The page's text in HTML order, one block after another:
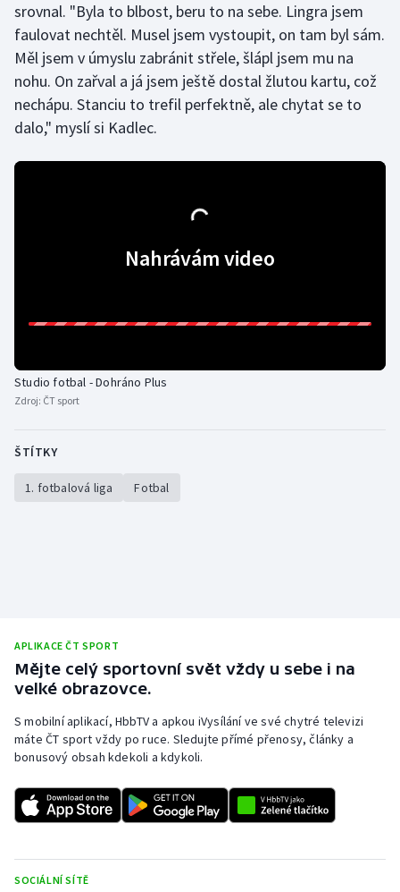
Rychlostní kanoistika
Short track
Sportovní střelba
srovnal. "Byla to blbost, beru to na sebe. Lingra jsem
faulovat nechtěl. Musel jsem vystoupit, on tam byl sám.
Měl jsem v úmyslu zabránit střele, šlápl jsem mu na
nohu. On zařval a já jsem ještě dostal žlutou kartu, což
nechápu. Stanciu to trefil perfektně, ale chytat se to
dalo," myslí si Kadlec.
Nahrávám video
Studio fotbal - Dohráno Plus
Zdroj: ČT sport
ŠTÍTKY
1. fotbalová liga Fotbal
APLIKACE ČT SPORT
Mějte celý sportovní svět vždy u sebe i na
velké obrazovce.
S mobilní aplikací, HbbTV a apkou iVysílání ve své chytré televizi
máte ČT sport vždy po ruce. Sledujte přímé přenosy, články a
bonusový obsah kdekoli a kdykoli.
SOCIÁLNÍ SÍTĚ